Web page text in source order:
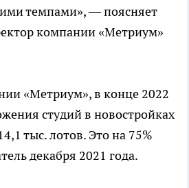
темпами», — поясняет
компании «Метриум»
«Метриум», в конце 2022
студий в новостройках
тыс. лотов. Это на 75%
декабря 2021 года.